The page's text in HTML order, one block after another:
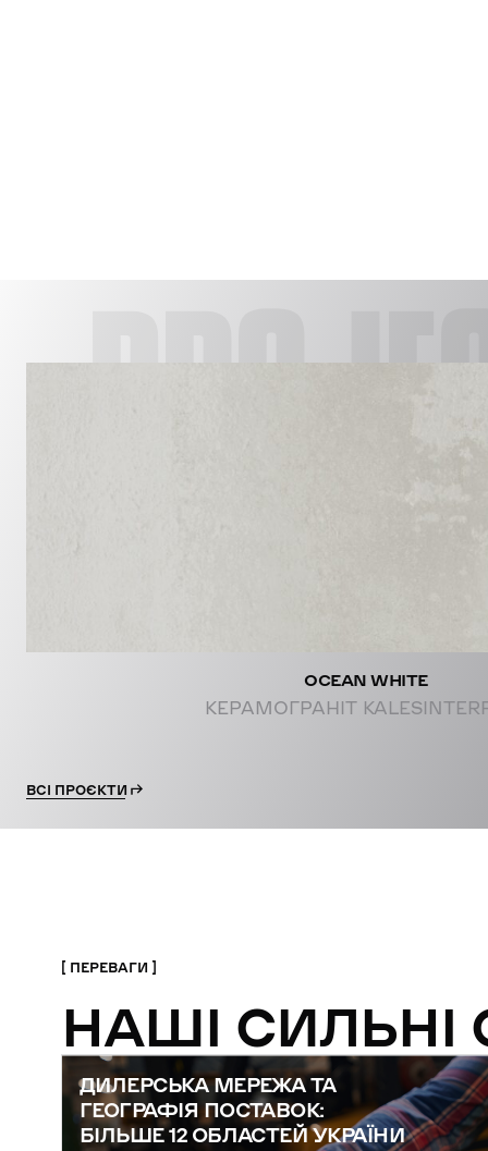
OCEAN WHITE
КЕРАМОГРАНІТ
ВСІ ПРОЄКТИ
ПЕРЕВАГИ
НАШІ СИЛЬНІ
ДИЛЕРСЬКА МЕРЕЖА ТА
ГЕОГРАФІЯ ПОСТАВОК:
БІЛЬШЕ 12 ОБЛАСТЕЙ УКРАЇНИ